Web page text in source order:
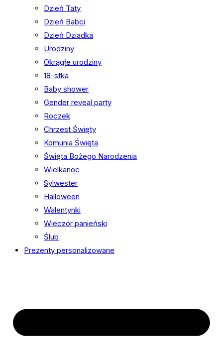
Dzień Taty
Dzień Babci
Dzień Dziadka
Urodziny
Okrągłe urodziny
18-stka
Baby shower
Gender reveal party
Roczek
Chrzest Święty
Komunia Święta
Święta Bożego Narodzenia
Wielkanoc
Sylwester
Halloween
Walentynki
Wieczór panieński
Ślub
Prezenty personalizowane